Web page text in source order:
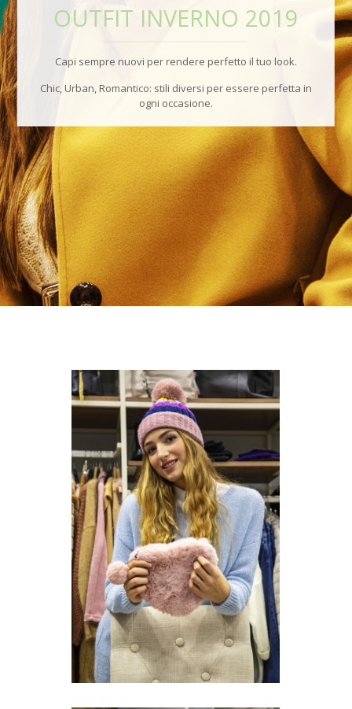
OUTFIT INVERNO 2019
Capi sempre nuovi per rendere perfetto il tuo look.
Chic, Urban, Romantico: stili diversi per essere perfetta in
ogni occasione.